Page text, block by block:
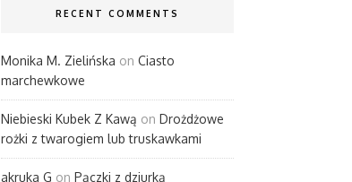
RECENT COMMENTS
Monika M. Zielińska on Ciasto
marchewkowe
Niebieski Kubek Z Kawą on Drożdżowe
rożki z twarogiem lub truskawkami
akruka G on Pączki z dziurką